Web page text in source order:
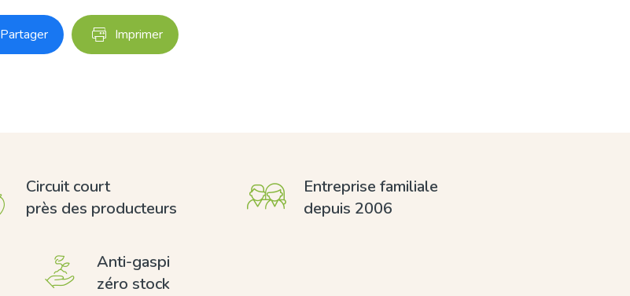
Partager Imprimer
Circuit court
près des producteurs
Entreprise familiale
depuis 2006
Anti-gaspi
zéro stock